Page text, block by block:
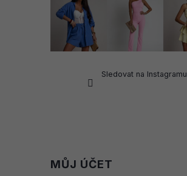
Sledovat na Instagramu
MŮJ ÚČET